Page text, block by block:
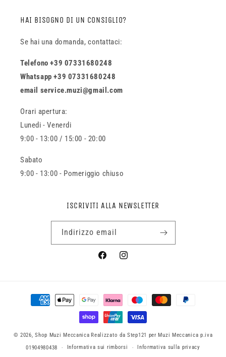
HAI BISOGNO DI UN CONSIGLIO?
Se hai una domanda, contattaci:
Telefono +39 07331680248
Whatsapp +39 07331680248
email service.muzi@gmail.com
Orari apertura:
Lunedi - Venerdi
9:00 - 13:00 / 15:00 - 20:00
Sabato
9:00 - 13:00 - Pomeriggio chiuso
ISCRIVITI ALLA NEWSLETTER
Indirizzo email
FacebookInstagram
Metodi
© 2026,Shop Muzi Meccanica Realizzato da Step121 per Muzi Meccanica p.iva
01904980438
Informativa sui rimborsi Informativa sulla privacy